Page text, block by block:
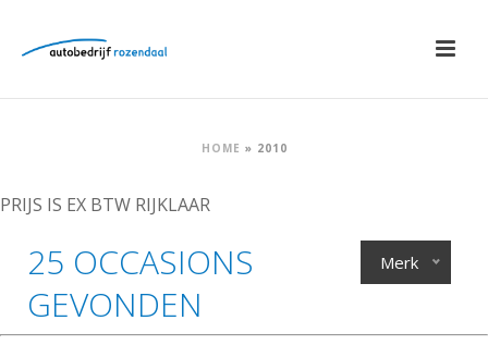
HOME » 2010
PRIJS IS EX BTW RIJKLAAR
25 OCCASIONS
GEVONDEN
Merk